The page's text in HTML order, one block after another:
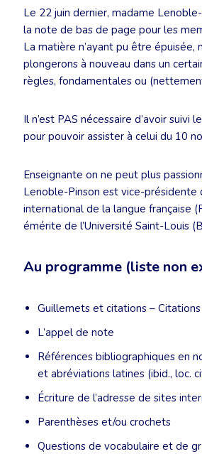
Le 22 juin dernier, madame
la note de bas de page pour les
La matière n’ayant pu être épuisée,
plongerons à nouveau dans un
règles, fondamentales ou
Il n’est PAS nécessaire d’avoir suivi
pour pouvoir assister à celui du 10
Enseignante on ne peut plus
Lenoble-Pinson est vice-présidente
international de la langue française
émérite de l’Université Saint-Louis
Au programme (liste non
Guillemets et citations –
L’appel de note
Références bibliographiques en
et abréviations latines (ibid., loc.
Écriture de l’adresse de sites
Parenthèses et/ou crochets
Questions de vocabulaire et de